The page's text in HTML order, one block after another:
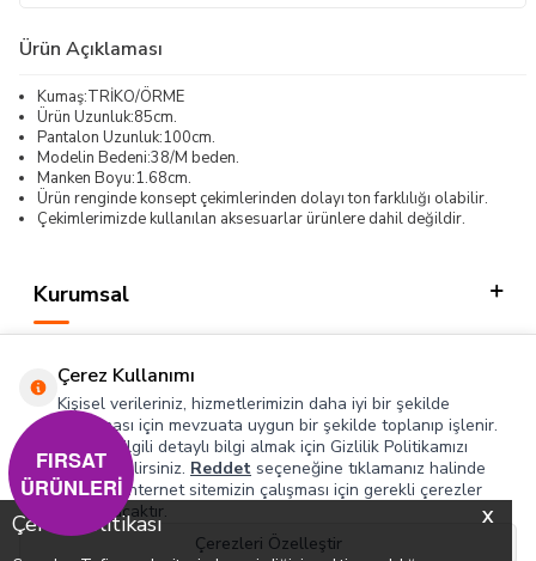
X
Çerez Politikası
Ürün Açıklaması
Kumaş:TRİKO/ÖRME
Ürün Uzunluk:85cm.
Pantalon Uzunluk:100cm.
Modelin Bedeni:38/M beden.
Manken Boyu:1.68cm.
Ürün renginde konsept çekimlerinden dolayı ton farklılığı olabilir.
Çekimlerimizde kullanılan aksesuarlar ürünlere dahil değildir.
Kurumsal
Hızlı Erişim
Sosyal
Adres & İletişim
Çerez Kullanımı
Kişisel verileriniz, hizmetlerimizin daha iyi bir şekilde
sunulması için mevzuata uygun bir şekilde toplanıp işlenir.
Konuyla ilgili detaylı bilgi almak için Gizlilik Politikamızı
inceleyebilirsiniz. Reddet seçeneğine tıklamanız halinde
yalnızca internet sitemizin çalışması için gerekli çerezler
kullanılacaktır.
Çerezleri Özelleştir
FIRSAT
ÜRÜNLERİ